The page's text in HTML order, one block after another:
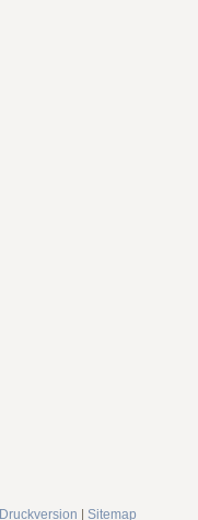
Druckversion Sitemap